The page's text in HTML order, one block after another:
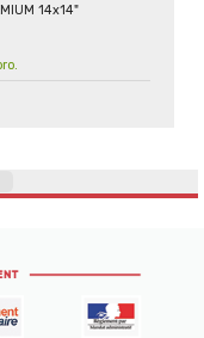
14x14"